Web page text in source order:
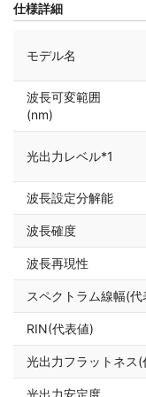
仕様詳細
モデル名
波長可変範囲
(nm)
光出力レベル*1
波長設定分解能
波長確度
波長再現性
スペクトラム線幅(代
RIN(代表値)
光出力フラットネス(
光出力安定度